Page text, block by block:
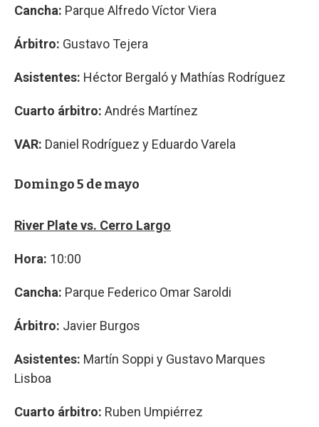
Cancha: Parque Alfredo Víctor Viera
Árbitro: Gustavo Tejera
Asistentes: Héctor Bergaló y Mathías Rodríguez
Cuarto árbitro: Andrés Martínez
VAR: Daniel Rodríguez y Eduardo Varela
Domingo 5 de mayo
River Plate vs. Cerro Largo
Hora: 10:00
Cancha: Parque Federico Omar Saroldi
Árbitro: Javier Burgos
Asistentes: Martín Soppi y Gustavo Marques
Lisboa
Cuarto árbitro: Ruben Umpiérrez